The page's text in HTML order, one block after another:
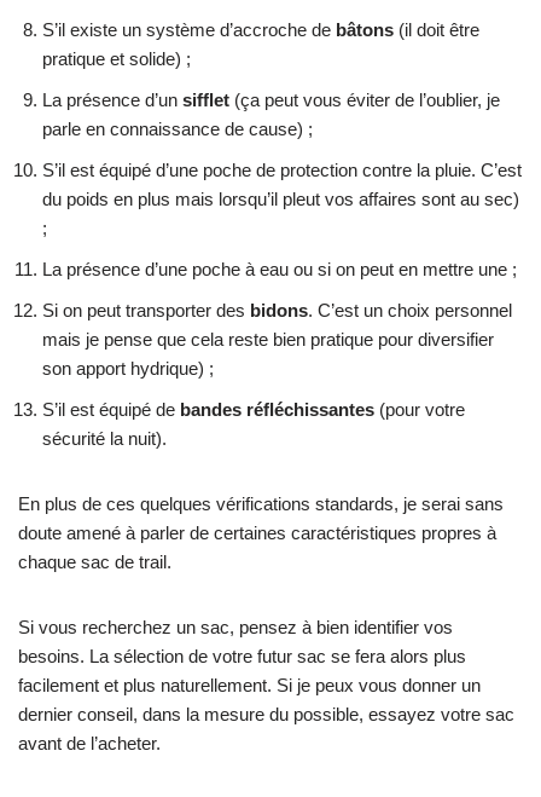
S’il existe un système d’accroche de bâtons (il doit être
pratique et solide) ;
La présence d’un sifflet (ça peut vous éviter de l’oublier, je
parle en connaissance de cause) ;
S’il est équipé d’une poche de protection contre la pluie. C’est
du poids en plus mais lorsqu’il pleut vos affaires sont au sec)
;
La présence d’une poche à eau ou si on peut en mettre une ;
Si on peut transporter des bidons. C’est un choix personnel
mais je pense que cela reste bien pratique pour diversifier
son apport hydrique) ;
S’il est équipé de bandes réfléchissantes (pour votre
sécurité la nuit).
En plus de ces quelques vérifications standards, je serai sans
doute amené à parler de certaines caractéristiques propres à
chaque sac de trail.
Si vous recherchez un sac, pensez à bien identifier vos
besoins. La sélection de votre futur sac se fera alors plus
facilement et plus naturellement. Si je peux vous donner un
dernier conseil, dans la mesure du possible, essayez votre sac
avant de l’acheter.